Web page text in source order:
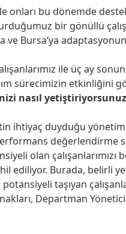
onları bu dönemde
bir gönüllü
ve Bursa’ya
ile üç ay
sürecimizin etkinliğini
nasıl
ihtiyaç duyduğu yönetim
olan
ediliyor. Burada, belirli
taşıyan
Departman